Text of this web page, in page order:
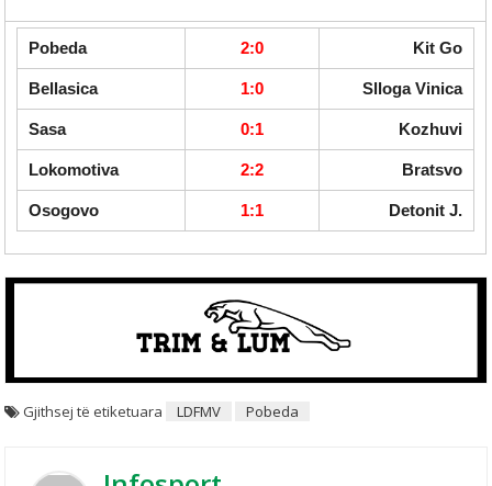
Pobeda 2:0 Kit Go
Bellasica 1:0 Slloga Vinica
Sasa 0:1 Kozhuvi
Lokomotiva 2:2 Bratsvo
Osogovo 1:1 Detonit J.
Gjithsej të etiketuara LDFMV Pobeda